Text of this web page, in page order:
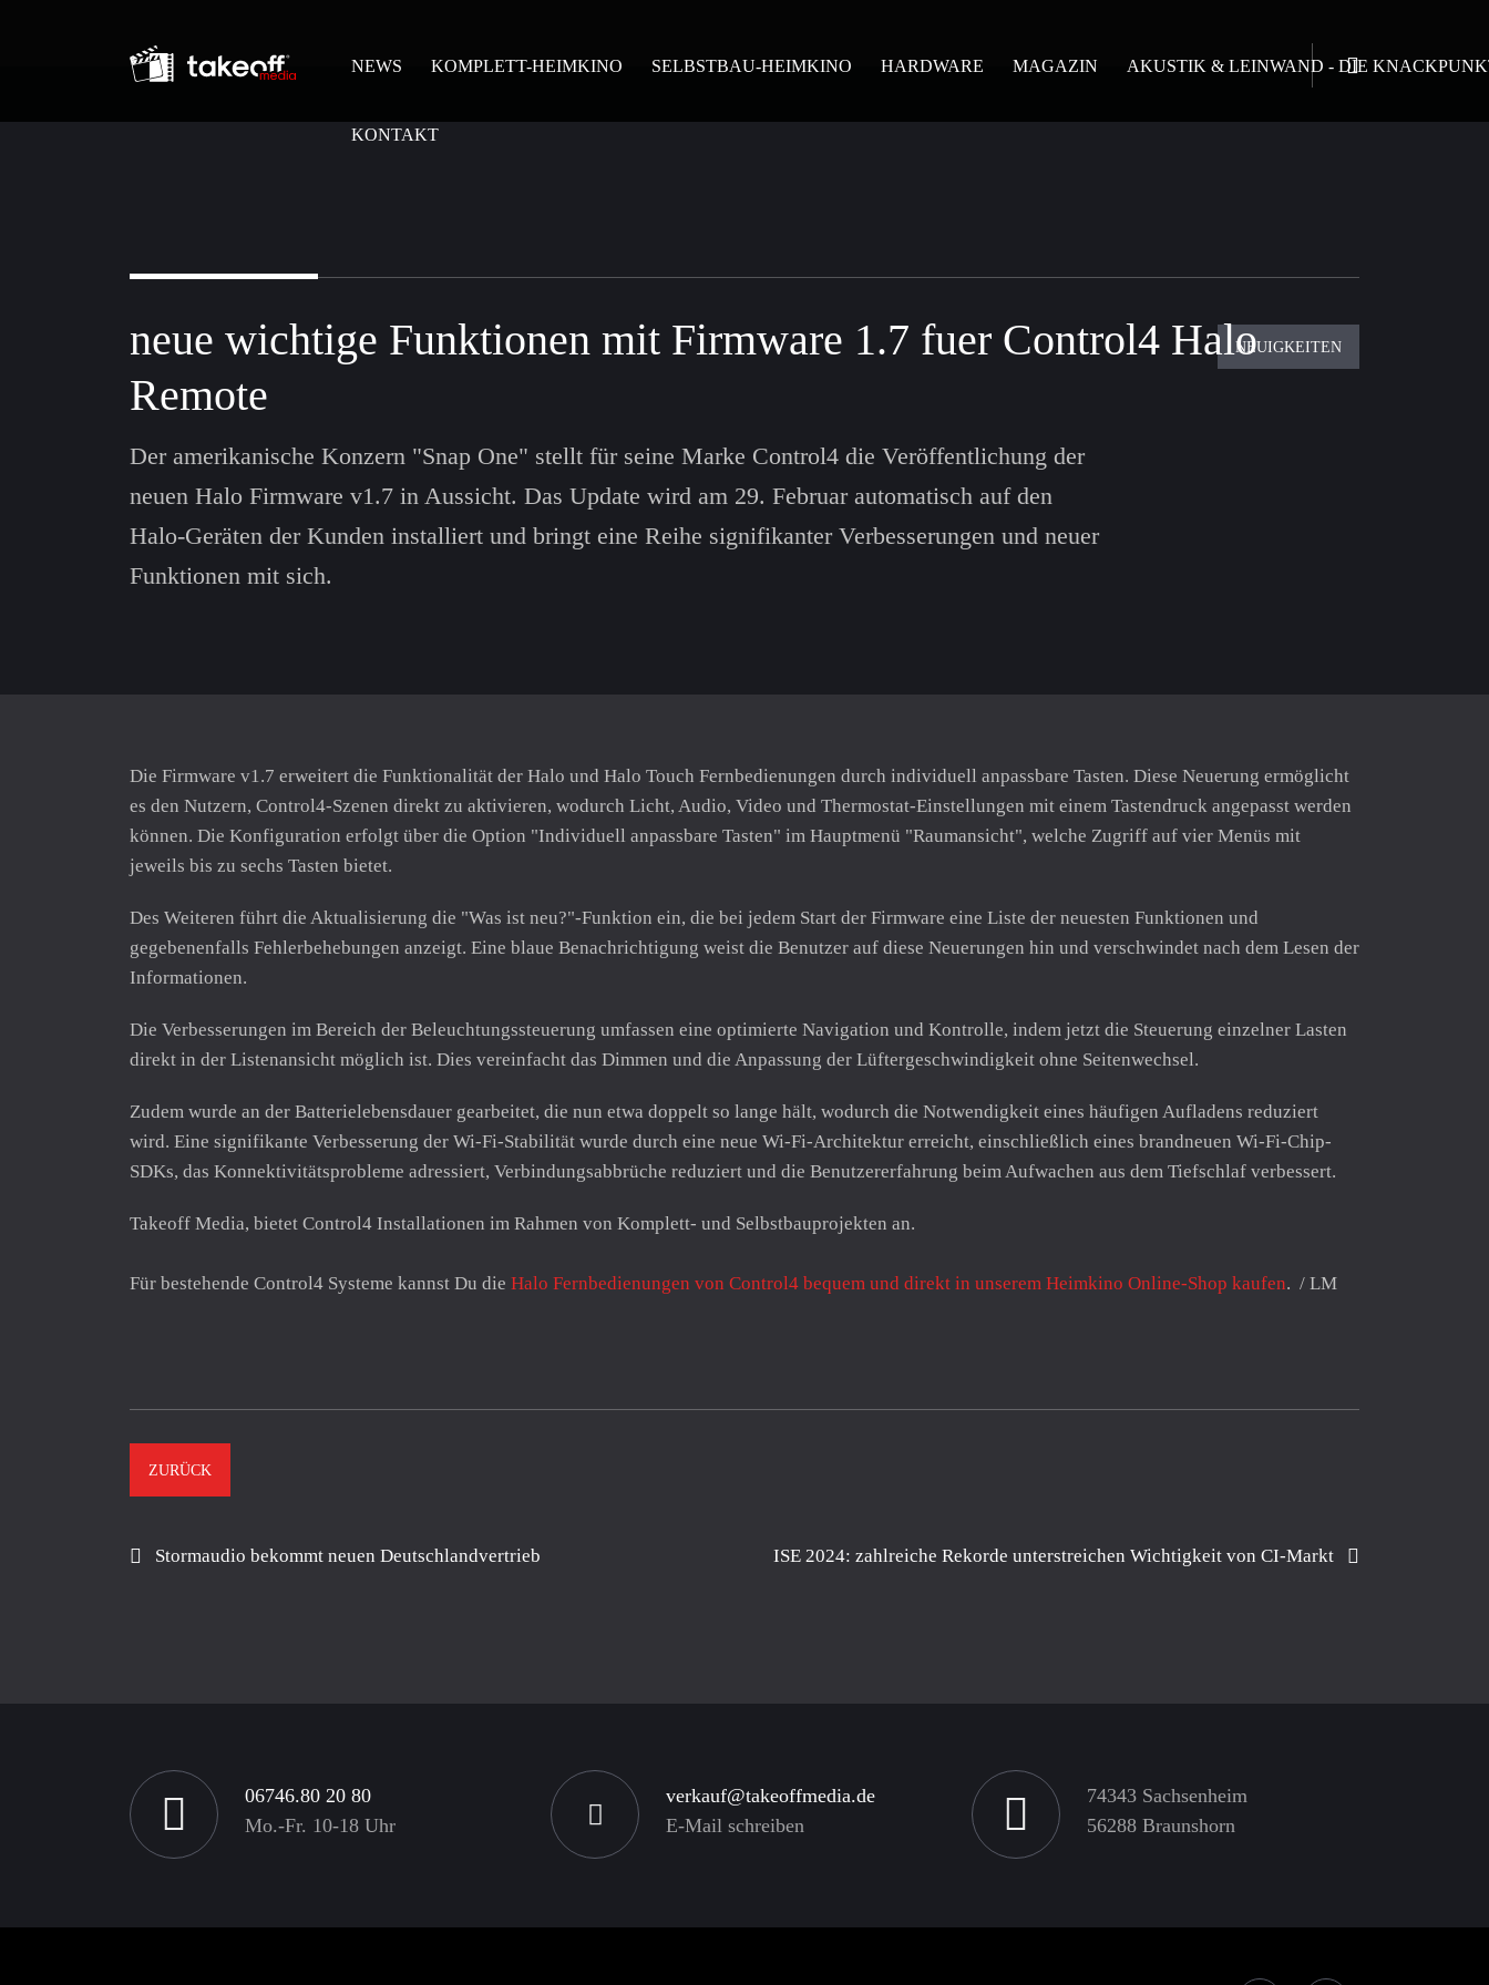
NEWS KOMPLETT-HEIMKINO SELBSTBAU-HEIMKINO HARDWARE MAGAZIN AKUSTIK & LEINWAND - DIE
KONTAKT
NEUIGKEITEN
neue wichtige Funktionen mit Firmware 1.7 fuer Control4 Halo
Remote
Der amerikanische Konzern "Snap One" stellt für seine Marke Control4 die Veröffentlichung der
neuen Halo Firmware v1.7 in Aussicht. Das Update wird am 29. Februar automatisch auf den
Halo-Geräten der Kunden installiert und bringt eine Reihe signifikanter Verbesserungen und neuer
Funktionen mit sich.
Die Firmware v1.7 erweitert die Funktionalität der Halo und Halo Touch Fernbedienungen durch individuell anpassbare Tasten. Diese Neuerung ermöglicht
es den Nutzern, Control4-Szenen direkt zu aktivieren, wodurch Licht, Audio, Video und Thermostat-Einstellungen mit einem Tastendruck angepasst werden
können. Die Konfiguration erfolgt über die Option "Individuell anpassbare Tasten" im Hauptmenü "Raumansicht", welche Zugriff auf vier Menüs mit
jeweils bis zu sechs Tasten bietet.
Des Weiteren führt die Aktualisierung die "Was ist neu?"-Funktion ein, die bei jedem Start der Firmware eine Liste der neuesten Funktionen und
gegebenenfalls Fehlerbehebungen anzeigt. Eine blaue Benachrichtigung weist die Benutzer auf diese Neuerungen hin und verschwindet nach dem Lesen der
Informationen.
Die Verbesserungen im Bereich der Beleuchtungssteuerung umfassen eine optimierte Navigation und Kontrolle, indem jetzt die Steuerung einzelner Lasten
direkt in der Listenansicht möglich ist. Dies vereinfacht das Dimmen und die Anpassung der Lüftergeschwindigkeit ohne Seitenwechsel.
Zudem wurde an der Batterielebensdauer gearbeitet, die nun etwa doppelt so lange hält, wodurch die Notwendigkeit eines häufigen Aufladens reduziert
wird. Eine signifikante Verbesserung der Wi-Fi-Stabilität wurde durch eine neue Wi-Fi-Architektur erreicht, einschließlich eines brandneuen Wi-Fi-Chip-
SDKs, das Konnektivitätsprobleme adressiert, Verbindungsabbrüche reduziert und die Benutzererfahrung beim Aufwachen aus dem Tiefschlaf verbessert.
Takeoff Media, bietet Control4 Installationen im Rahmen von Komplett- und Selbstbauprojekten an.
Für bestehende Control4 Systeme kannst Du die Halo Fernbedienungen von Control4 bequem und direkt in unserem Heimkino Online-Shop kaufen. / LM
ZURÜCK
Stormaudio bekommt neuen Deutschlandvertrieb ISE 2024: zahlreiche Rekorde unterstreichen Wichtigkeit von CI-Markt
06746.80 20 80
Mo.-Fr. 10-18 Uhr
verkauf@takeoffmedia.de
E-Mail schreiben
74343 Sachsenheim
56288 Braunshorn